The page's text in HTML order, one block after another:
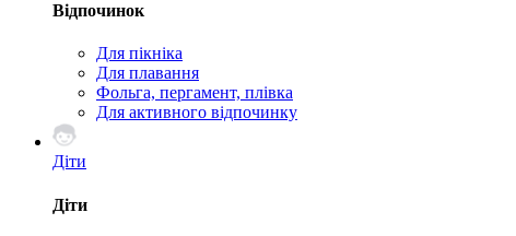
Відпочинок
Для пікніка
Для плавання
Фольга, пергамент, плівка
Для активного відпочинку
Діти
Діти